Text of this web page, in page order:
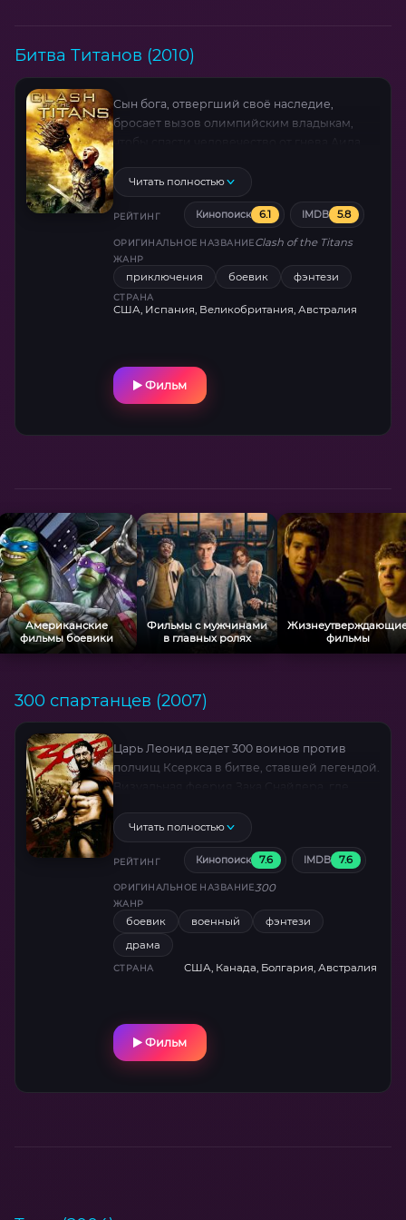
Битва Титанов (2010)
Сын бога, отвергший своё наследие,
бросает вызов олимпийским владыкам,
чудовищами, визуальные эффекты,
переосмысляющие древние легенды, и
неожиданные союзники в борьбе за
свободу — динамичный микс античной
драмы и фантастического экшена.
Читать полностью
РЕЙТИНГ Кинопоиск 6.1 IMDB 5.8
ОРИГИНАЛЬНОЕ НАЗВАНИЕClash of the Titans
ЖАНР
приключения боевик фэнтези
СТРАНА
США, Испания, Великобритания, Австралия
Фильм
Американские
фильмы боевики
Фильмы с мужчинами
в главных ролях
фильмы
300 спартанцев (2007)
Царь Леонид ведет 300 воинов против
полчищ Ксеркса в битве, ставшей легендой.
Реальность переплетается с мифом в
стилизованной эпопее о мужестве и
жертве.
Читать полностью
РЕЙТИНГ Кинопоиск 7.6 IMDB 7.6
ОРИГИНАЛЬНОЕ НАЗВАНИЕ300
ЖАНР
боевик военный
фэнтези
драма
СТРАНА США, Канада, Болгария, Австралия
Фильм